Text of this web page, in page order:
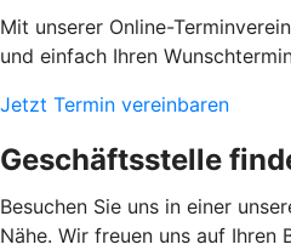
Mit unserer Online-
und einfach Ihren
Jetzt Termin vereinbaren
Geschäftsstelle
Besuchen Sie uns in einer
Nähe. Wir freuen uns auf Ihren